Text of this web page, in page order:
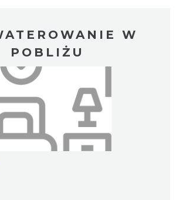
W
POBLIŻU